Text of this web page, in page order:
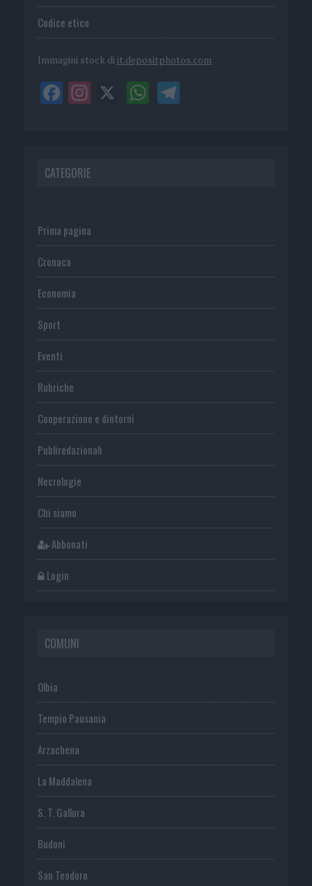
Codice etico
Immagini stock di it.depositphotos.com
CATEGORIE
Prima pagina
Cronaca
Economia
Sport
Eventi
Rubriche
Cooperazione e dintorni
Publiredazionali
Necrologie
Chi siamo
Abbonati
Login
COMUNI
Olbia
Tempio Pausania
Arzachena
La Maddalena
S. T. Gallura
Budoni
San Teodoro